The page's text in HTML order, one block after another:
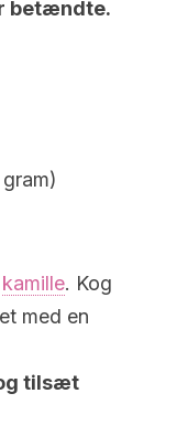
betændte.
kamille. Kog
med en
tilsæt